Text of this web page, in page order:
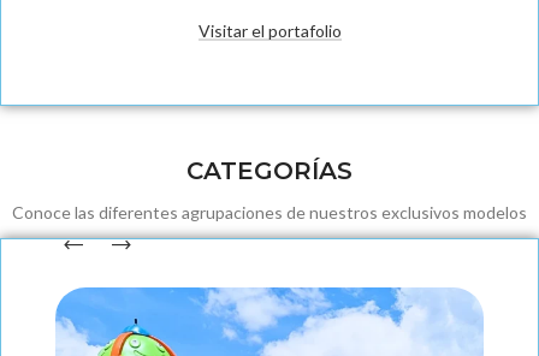
Visitar el portafolio
CATEGORÍAS
Conoce las diferentes agrupaciones de nuestros exclusivos modelos